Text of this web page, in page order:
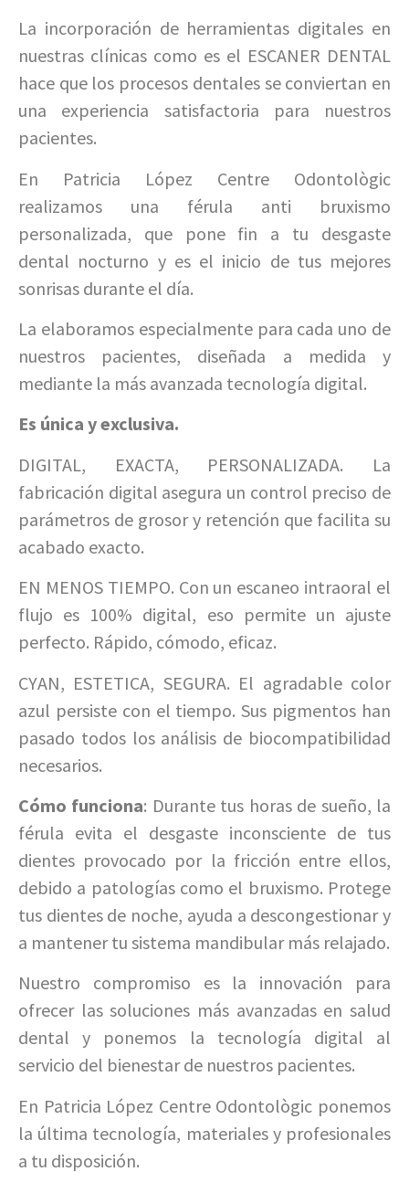
La incorporación de herramientas digitales en
nuestras clínicas como es el ESCANER DENTAL
hace que los procesos dentales se conviertan en
una experiencia satisfactoria para nuestros
pacientes.
En Patricia López Centre Odontològic
realizamos una férula anti bruxismo
personalizada, que pone fin a tu desgaste
dental nocturno y es el inicio de tus mejores
sonrisas durante el día.
La elaboramos especialmente para cada uno de
nuestros pacientes, diseñada a medida y
mediante la más avanzada tecnología digital.
Es única y exclusiva.
DIGITAL, EXACTA, PERSONALIZADA. La
fabricación digital asegura un control preciso de
parámetros de grosor y retención que facilita su
acabado exacto.
EN MENOS TIEMPO. Con un escaneo intraoral el
flujo es 100% digital, eso permite un ajuste
perfecto. Rápido, cómodo, eficaz.
CYAN, ESTETICA, SEGURA. El agradable color
azul persiste con el tiempo. Sus pigmentos han
pasado todos los análisis de biocompatibilidad
necesarios.
Cómo funciona: Durante tus horas de sueño, la
férula evita el desgaste inconsciente de tus
dientes provocado por la fricción entre ellos,
debido a patologías como el bruxismo. Protege
tus dientes de noche, ayuda a descongestionar y
a mantener tu sistema mandibular más relajado.
Nuestro compromiso es la innovación para
ofrecer las soluciones más avanzadas en salud
dental y ponemos la tecnología digital al
servicio del bienestar de nuestros pacientes.
En Patricia López Centre Odontològic ponemos
la última tecnología, materiales y profesionales
a tu disposición.